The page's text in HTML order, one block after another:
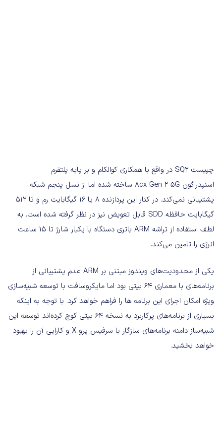
چپیست SQ2 در واقع با همکاری کوالکام و بر پایه پلتفرم
اسنپدراگون 8cx Gen 2 5G ساخته شده اما از نسل پنجم شبکه
پشتیبانی نمی‌کند. در کنار این پردازنده ۸ یا ۱۶ گیگابایت رم و تا ۵۱۲
گیگابایت حافظه SDD قابل تعویض نیز در نظر گرفته شده است. به
لطف استفاده از تراشه ARM باتری دستگاه با یکبار شارژ تا ۱۵ ساعت
انرژی را تامین می‌کند.
یکی از محدودیت‌های ویندوز مبتنی بر ARM عدم پشتیبانی از
برنامه‌های با معماری ۶۴ بیتی بود اما مایکروسافت با توسعه شبیه‌سازی
ویژه امکان اجرای این برنامه ها را فراهم خواهد کرد. با توجه به اینکه
بسیاری از برنامه‌های پرکاربرد به نسخه ۶۴ بیتی کوچ کرده‌اند توسعه این
شبیه‌ساز دامنه برنامه‌های سازگار با سرفیس پرو X و کارایی آن را بهبود
خواهد بخشید.